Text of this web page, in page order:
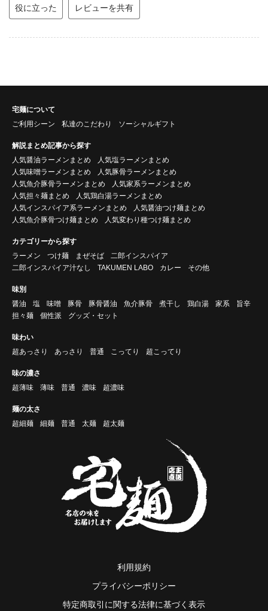
役に立った レビューを共有
宅麺について
ご利用シーン
私達のこだわり ソーシャルギフト
解説まとめ記事から探す
人気醤油ラーメンまとめ
人気塩ラーメンまとめ
人気味噌ラーメンまとめ
人気豚骨ラーメンまとめ
人気魚介豚骨ラーメンまとめ
人気家系ラーメンまとめ
人気担々麺まとめ
人気鶏白湯ラーメンまとめ
人気インスパイア系ラーメンまとめ
人気醤油つけ麺まとめ
人気魚介豚骨つけ麺まとめ
人気変わり種つけ麺まとめ
カテゴリーから探す
ラーメン
つけ麺 まぜそば
二郎インスパイア
二郎インスパイア汁なし
TAKUMEN LABO カレー その他
味別
醤油
塩 味噌 豚骨 豚骨醤油 魚介豚骨 煮干し 鶏白湯 家系
旨辛
担々麺
個性派 グッズ・セット
味わい
超あっさり
あっさり 普通 こってり 超こってり
味の濃さ
超薄味
薄味 普通 濃味 超濃味
麺の太さ
超細麺
細麺 普通 太麺 超太麺
利用規約
プライバシーポリシー
特定商取引に関する法律に基づく表示